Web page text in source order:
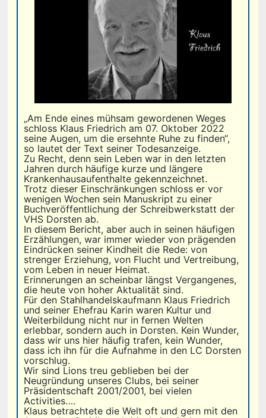
„Am Ende eines mühsam gewordenen Weges
schloss Klaus Friedrich am 07. Oktober 2022
seine Augen, um die ersehnte Ruhe zu finden“,
so lautet der Text seiner Todesanzeige.
Zu Recht, denn sein Leben war in den letzten
Jahren durch häufige kurze und längere
Krankenhausaufenthalte gekennzeichnet.
Trotz dieser Einschränkungen schloss er vor
wenigen Wochen sein Manuskript zu einer
Buchveröffentlichung der Schreibwerkstatt der
VHS Dorsten ab.
In diesem Bericht, aber auch in seinen häufigen
Erzählungen, war immer wieder von prägenden
Eindrücken seiner Kindheit die Rede: von
strenger Erziehung, von Flucht und Vertreibung,
vom Leben in neuer Heimat.
Erinnerungen an scheinbar längst Vergangenes,
die heute von hoher Aktualität sind.
Für den Stahlhandelskaufmann Klaus Friedrich
und seiner Ehefrau Karin waren Kultur und
Weiterbildung nicht nur in fernen Welten
erlebbar, sondern auch in Dorsten. Kein Wunder,
dass wir uns hier häufig trafen, kein Wunder,
dass ich ihn für die Aufnahme in den LC Dorsten
vorschlug.
Wir sind Lions treu geblieben bei der
Neugründung unseres Clubs, bei seiner
Präsidentschaft 2001/2001, bei vielen
Activities….
Klaus betrachtete die Welt oft und gern mit den